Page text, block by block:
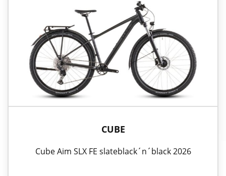
CUBE
Cube Aim SLX FE slateblack´n´black 2026